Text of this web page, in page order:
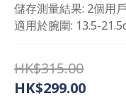
儲存測量結果: 2個用
適用於腕圍: 13.5-
HK$315.00
HK$299.00